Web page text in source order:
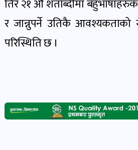
वातावरण
पोष्ट
भिडियो-
तिर २१ औं शताब्दीमा
र जान्नुपर्ने उतिकै
परिस्थिति छ ।